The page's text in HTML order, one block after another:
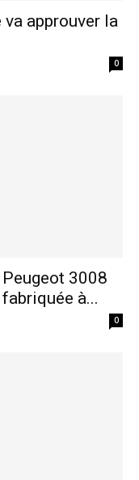
approuver la
0
3008
à...
0